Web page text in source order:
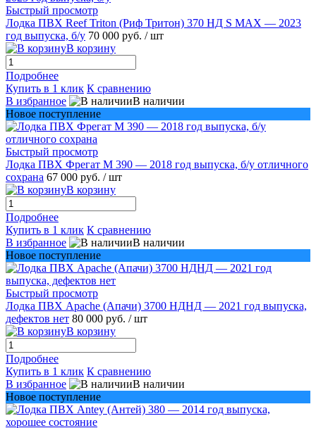
Быстрый просмотр
Лодка ПВХ Reef Triton (Риф Тритон) 370 НД S MAX — 2023
год выпуска, б/у 70 000 руб. / шт
В корзину
Подробнее
Купить в 1 клик К сравнению
В избранное
В наличии
Новое поступление
Быстрый просмотр
Лодка ПВХ Фрегат М 390 — 2018 год выпуска, б/у отличного
сохрана 67 000 руб. / шт
В корзину
Подробнее
Купить в 1 клик К сравнению
В избранное
В наличии
Новое поступление
Быстрый просмотр
Лодка ПВХ Apache (Апачи) 3700 НДНД — 2021 год выпуска,
дефектов нет 80 000 руб. / шт
В корзину
Подробнее
Купить в 1 клик К сравнению
В избранное
В наличии
Новое поступление